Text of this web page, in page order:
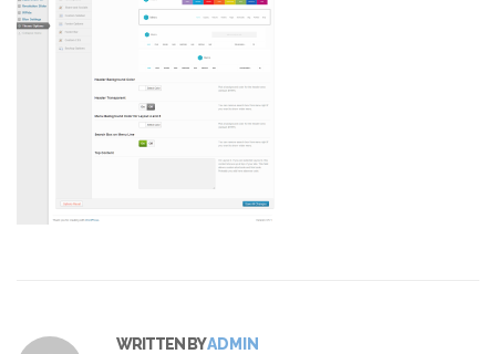
WRITTEN BYADMIN